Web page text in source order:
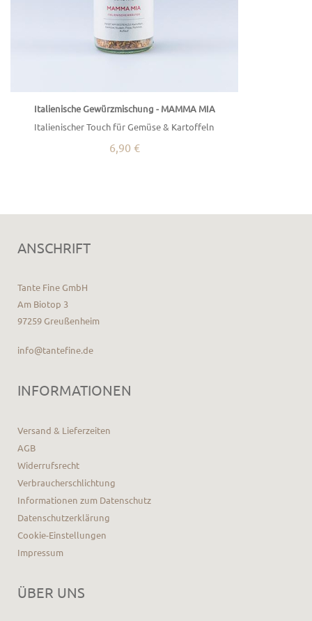
Italienische Gewürzmischung - MAMMA MIA
Italienischer Touch für Gemüse & Kartoffeln
6,90 €
ANSCHRIFT
Tante Fine GmbH
Am Biotop 3
97259 Greußenheim
info@tantefine.de
INFORMATIONEN
Versand & Lieferzeiten
AGB
Widerrufsrecht
Verbraucherschlichtung
Informationen zum Datenschutz
Datenschutzerklärung
Cookie-Einstellungen
Impressum
ÜBER UNS